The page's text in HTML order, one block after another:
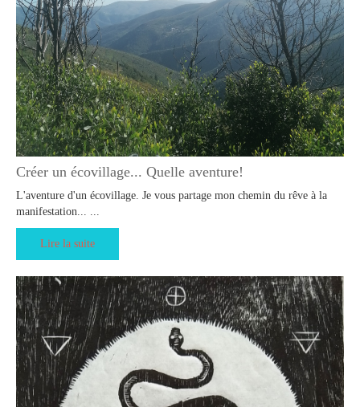
Créer un écovillage... Quelle aventure!
L'aventure d'un écovillage. Je vous partage mon chemin du rêve à la
manifestation... ...
Lire la suite